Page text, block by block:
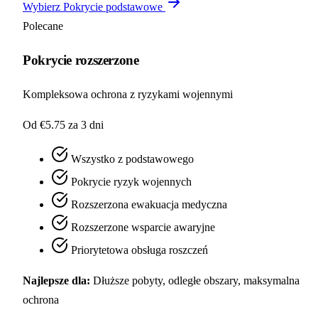
Wybierz Pokrycie podstawowe
Polecane
Pokrycie rozszerzone
Kompleksowa ochrona z ryzykami wojennymi
Od €5.75 za 3 dni
Wszystko z podstawowego
Pokrycie ryzyk wojennych
Rozszerzona ewakuacja medyczna
Rozszerzone wsparcie awaryjne
Priorytetowa obsługa roszczeń
Najlepsze dla: Dłuższe pobyty, odległe obszary, maksymalna
ochrona